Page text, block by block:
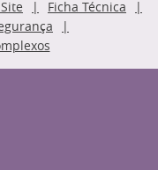
Ficha Técnica